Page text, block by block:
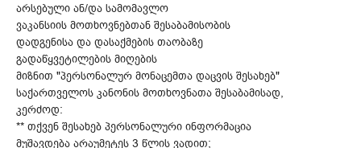
არსებული ან/და სამომავლო
ვაკანსიის მოთხოვნებთან შესაბამისობის
დადგენისა და დასაქმების თაობაზე
გადაწყვეტილების მიღების
მიზნით "პერსონალურ მონაცემთა დაცვის შესახებ"
საქართველოს კანონის მოთხოვნათა შესაბამისად,
კერძოდ:
** თქვენ შესახებ პერსონალური ინფორმაცია
მუშავდება არაუმეტეს 3 წლის ვადით;